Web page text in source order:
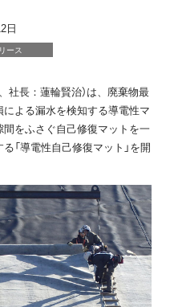
日
ース
社長：蓮輪賢治）は、廃棄物最
よる漏水を検知する導電性マ
をふさぐ自己修復マットを一
「導電性自己修復マット」を開